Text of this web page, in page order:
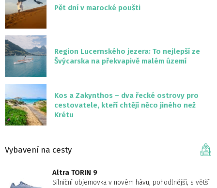
Pět dní v marocké poušti
Region Lucernského jezera: To nejlepší ze
Švýcarska na překvapivě malém území
Kos a Zakynthos – dva řecké ostrovy pro
cestovatele, kteří chtějí něco jiného než
Krétu
Vybavení na cesty
Altra TORIN 9
Silniční objemovka v novém hávu, pohodlnější, s větší